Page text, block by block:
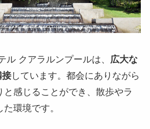
ル クアラルンプールは、
広大な
接しています。都会にありながら
と感じることができ、散歩やラ
環境です。